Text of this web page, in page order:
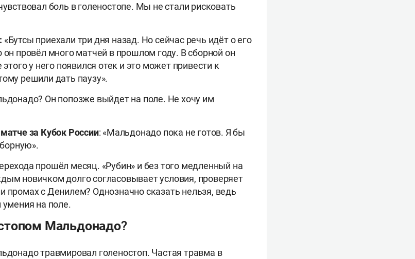
боль в голеностопе. Мы не стали рисковать
«Бутсы приехали три дня назад. Но сейчас речь идёт о его
он провёл много матчей в прошлом году. В сборной он
этого у него появился отек и это может привести к
решили дать паузу».
Он попозже выйдет на поле. Не хочу им
за Кубок России: «Мальдонадо пока не готов. Я бы
прошёл месяц. «Рубин» и без того медленный на
новичком долго согласовывает условия, проверяет
промах с Денилем? Однозначно сказать нельзя, ведь
умения на поле.
Мальдонадо?
травмировал голеностоп. Частая травма в